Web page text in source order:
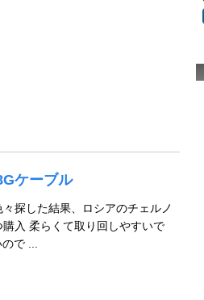
ケーブル
探した結果、ロシアのチェルノ
入 柔らくて取り回しやすいで
で ...